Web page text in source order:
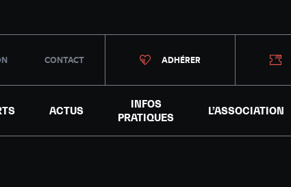
CONTACT ADHÉRER
ACTUS
INFOS
PRATIQUES
L’ASSOCIATION